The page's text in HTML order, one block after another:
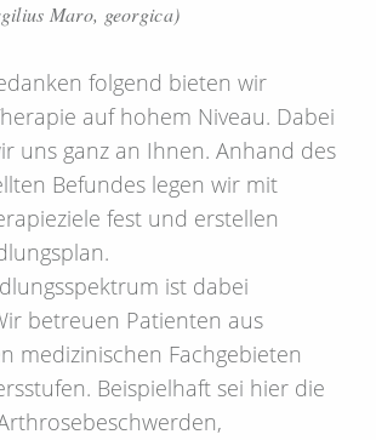
Maro, georgica)
folgend bieten wir
auf hohem Niveau. Dabei
uns ganz an Ihnen. Anhand des
Befundes legen wir mit
fest und erstellen
ist dabei
betreuen Patienten aus
medizinischen Fachgebieten
Beispielhaft sei hier die